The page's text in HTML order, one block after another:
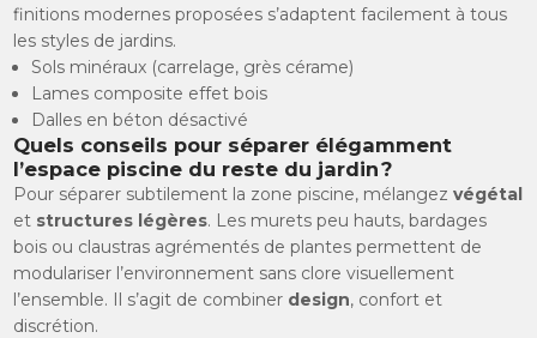
finitions modernes proposées s’adaptent facilement à tous
les styles de jardins.
Sols minéraux (carrelage, grès cérame)
Lames composite effet bois
Dalles en béton désactivé
Quels conseils pour séparer élégamment
l’espace piscine du reste du jardin ?
Pour séparer subtilement la zone piscine, mélangezvégétal
et structures légères. Les murets peu hauts, bardages
bois ou claustras agrémentés de plantes permettent de
modulariser l’environnement sans clore visuellement
l’ensemble. Il s’agit de combiner design, confort et
discrétion.